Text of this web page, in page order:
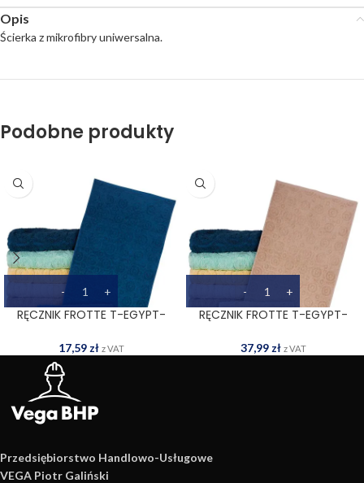
Opis
Ścierka z mikrofibry uniwersalna.
Podobne produkty
RĘCZNIK FROTTE T-EGYPT-
17,59 zł z VAT
RĘCZNIK FROTTE T-EGYPT-
37,99 zł z VAT
Przedsiębiorstwo Handlowo­-Usługowe
VEGA Piotr Galiński